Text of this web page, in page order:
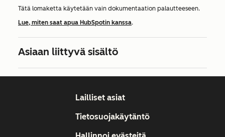
Tätä lomaketta käytetään vain dokumentaation palautteeseen.
Lue, miten saat apua HubSpotin kanssa.
Asiaan liittyvä sisältö
Lailliset asiat
Tietosuojakäytäntö